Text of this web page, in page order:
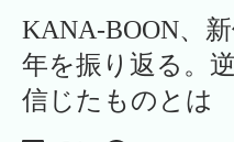
KANA-BOON、
年を振り返る。
信じたものとは